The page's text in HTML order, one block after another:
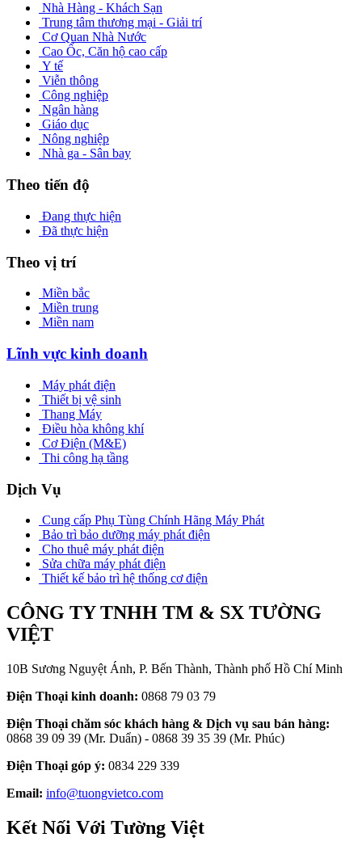
Nhà Hàng - Khách Sạn
Trung tâm thương mại - Giải trí
Cơ Quan Nhà Nước
Cao Ốc, Căn hộ cao cấp
Y tế
Viễn thông
Công nghiệp
Ngân hàng
Giáo dục
Nông nghiệp
Nhà ga - Sân bay
Theo tiến độ
Đang thực hiện
Đã thực hiện
Theo vị trí
Miền bắc
Miền trung
Miền nam
Lĩnh vực kinh doanh
Máy phát điện
Thiết bị vệ sinh
Thang Máy
Điều hòa không khí
Cơ Điện (M&E)
Thi công hạ tầng
Dịch Vụ
Cung cấp Phụ Tùng Chính Hãng Máy Phát
Bảo trì bảo dưỡng máy phát điện
Cho thuê máy phát điện
Sửa chữa máy phát điện
Thiết kế bảo trì hệ thống cơ điện
CÔNG TY TNHH TM & SX TƯỜNG
VIỆT
10B Sương Nguyệt Ánh, P. Bến Thành, Thành phố Hồ Chí Minh
Điện Thoại kinh doanh: 0868 79 03 79
Điện Thoại chăm sóc khách hàng & Dịch vụ sau bán hàng:
0868 39 09 39 (Mr. Duẩn) - 0868 39 35 39 (Mr. Phúc)
Điện Thoại góp ý: 0834 229 339
Email: info@tuongvietco.com
Kết Nối Với Tường Việt